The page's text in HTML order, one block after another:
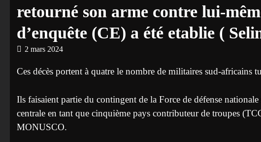
retourné son arme contre lui-
d’enquête (CE) a été etablie (
2 mars 2024
Ces décès portent à quatre le nombre de militaires sud-africains
Ils faisaient partie du contingent de la Force de défense
centrale en tant que cinquième pays contributeur de troupes
MONUSCO.